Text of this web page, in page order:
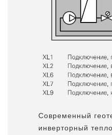
Современный
инверторный